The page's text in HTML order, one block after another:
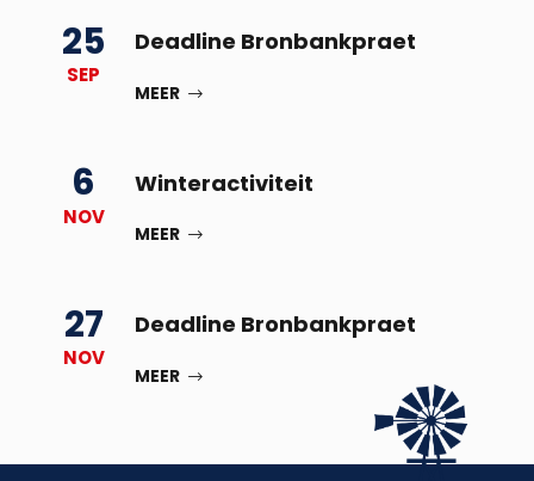
25
SEP
Deadline Bronbankpraet
MEER
6
NOV
Winteractiviteit
MEER
27
NOV
Deadline Bronbankpraet
MEER